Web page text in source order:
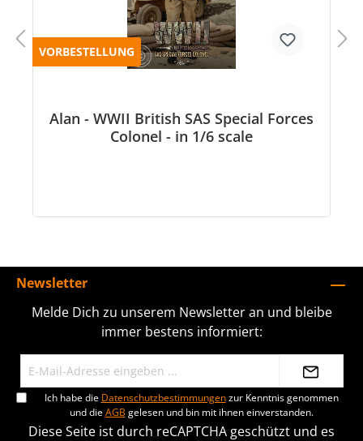
VORBESTELLUNG
Alan - WWII British SAS Special Forces
Colonel - in 1/6 scale
Newsletter
Melde Dich zu unserem Newsletter an und bleibe
immer bestens informiert:
Ich habe die Datenschutzbestimmungenzur Kenntnis genommen
und dieAGB gelesen und bin mit ihnen einverstanden.
Diese Seite ist durch reCAPTCHA geschützt und es